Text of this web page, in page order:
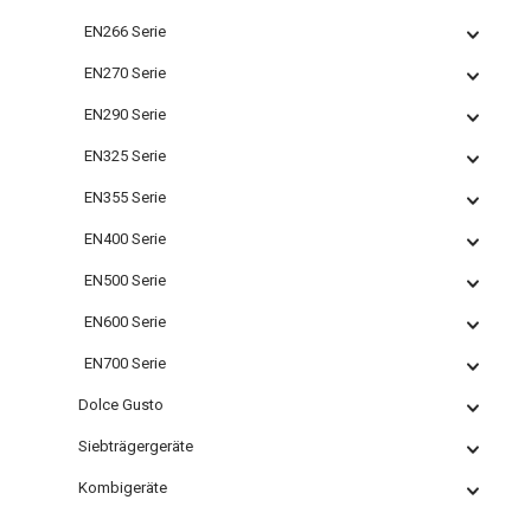
EN266 Serie
EN270 Serie
EN290 Serie
EN325 Serie
EN355 Serie
EN400 Serie
EN500 Serie
EN600 Serie
EN700 Serie
Dolce Gusto
Siebträgergeräte
Kombigeräte